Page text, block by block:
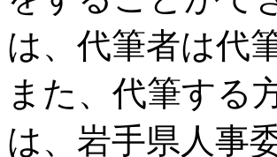
は、代筆者は代
また、代筆する
は、岩手県人事